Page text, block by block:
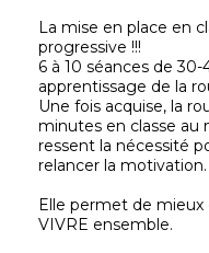
La mise en place en
progressive !!!
6 à 10 séances de
apprentissage de la
Une fois acquise, la
minutes en classe au
ressent la nécessité
relancer la motivation.
Elle permet de mieux
VIVRE ensemble.